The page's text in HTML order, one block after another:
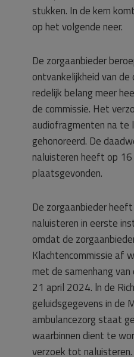
stukken. In de kern
op het volgende neer.
De zorgaanbieder
ontvankelijkheid van
redelijk belang meer
de commissie. Het
audiofragmenten na te
gehonoreerd. De
naluisteren heeft op
plaatsgevonden.
De zorgaanbieder
naluisteren in eerste
omdat de
Klachtencommissie af
met de samenhang
21 april 2024. ln de
geluidsgegevens in de
ambulancezorg staat
waarbinnen dient te
verzoek tot